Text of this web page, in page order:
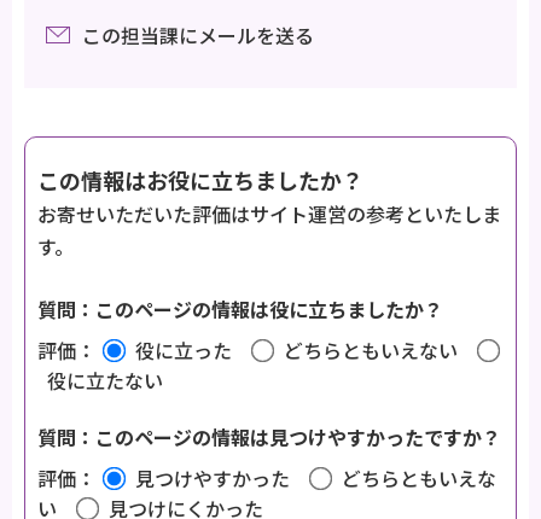
この担当課にメールを送る
この情報はお役に立ちましたか？
お寄せいただいた評価はサイト運営の参考といたしま
す。
質問：このページの情報は役に立ちましたか？
評価：
役に立った
どちらともいえない
役に立たない
質問：このページの情報は見つけやすかったですか？
評価：
見つけやすかった
どちらともいえな
い
見つけにくかった